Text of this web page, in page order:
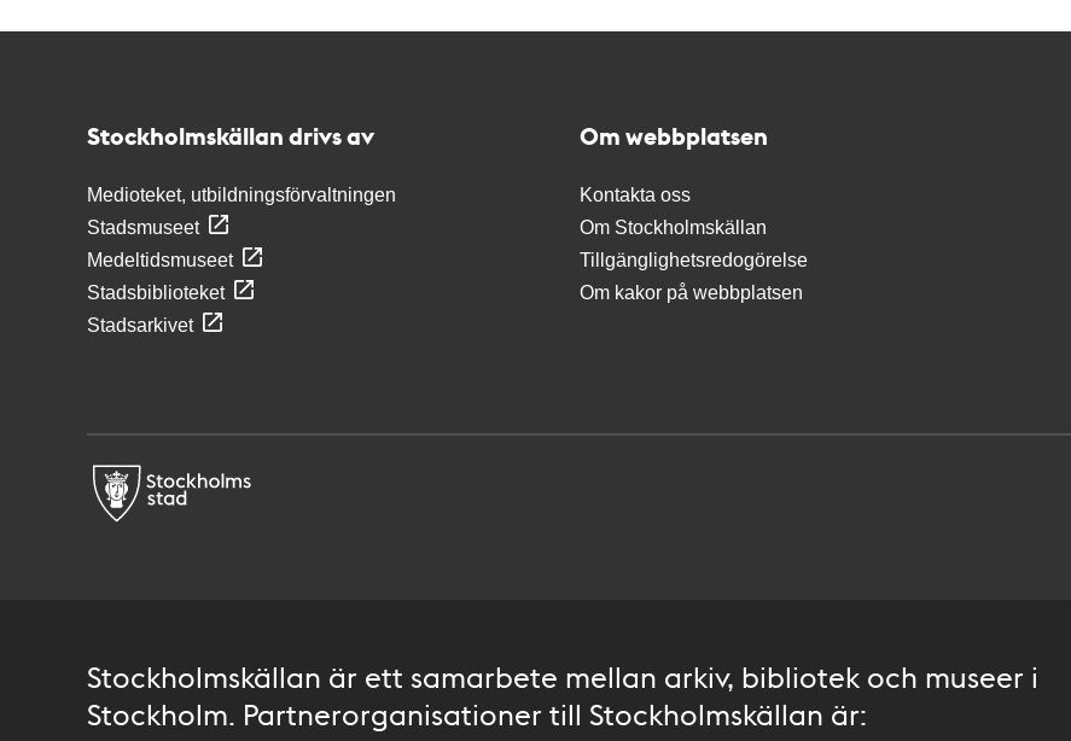
Stockholmskällan drivs av
Medioteket, utbildningsförvaltningen
Stadsmuseet
Medeltidsmuseet
Stadsbiblioteket
Stadsarkivet
Om webbplatsen
Kontakta oss
Om Stockholmskällan
Tillgänglighetsredogörelse
Om kakor på webbplatsen
Stockholmskällan är ett samarbete mellan arkiv, bibliotek och museer i
Stockholm. Partnerorganisationer till Stockholmskällan är: